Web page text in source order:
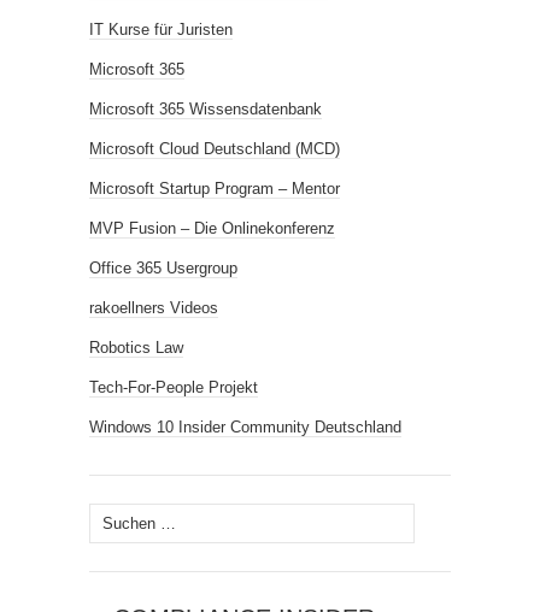
IT Kurse für Juristen
Microsoft 365
Microsoft 365 Wissensdatenbank
Microsoft Cloud Deutschland (MCD)
Microsoft Startup Program – Mentor
MVP Fusion – Die Onlinekonferenz
Office 365 Usergroup
rakoellners Videos
Robotics Law
Tech-For-People Projekt
Windows 10 Insider Community Deutschland
Suchen
nach: